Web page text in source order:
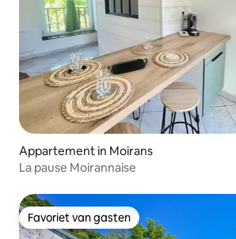
Appartement in Moirans
La pause Moirannaise
Favoriet van gasten
Favoriet van gasten